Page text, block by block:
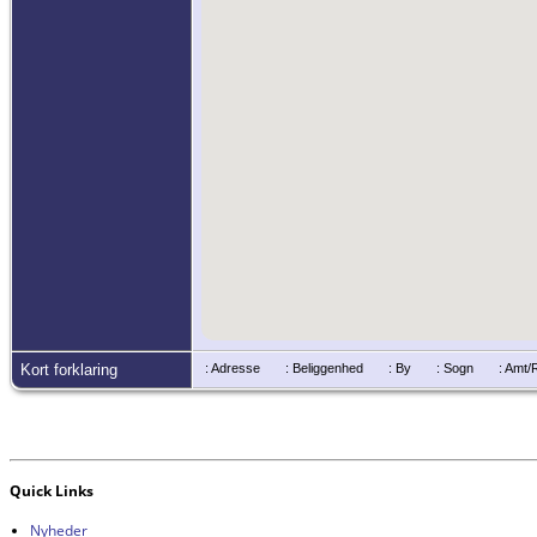
Kort forklaring : Adresse : Beliggenhed : By : Sogn :
Quick Links
Nyheder